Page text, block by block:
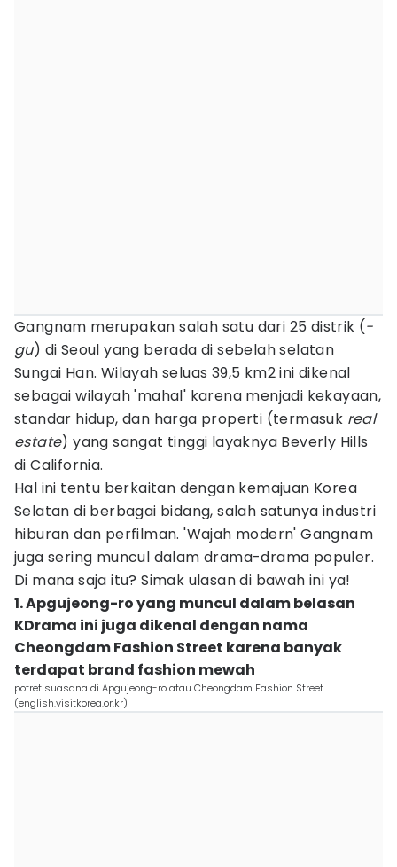
Gangnam merupakan salah satu dari 25 distrik (-
gu) di Seoul yang berada di sebelah selatan
Sungai Han. Wilayah seluas 39,5 km2 ini dikenal
sebagai wilayah 'mahal' karena menjadi kekayaan,
standar hidup, dan harga properti (termasuk real
estate) yang sangat tinggi layaknya Beverly Hills
di California.
Hal ini tentu berkaitan dengan kemajuan Korea
Selatan di berbagai bidang, salah satunya industri
hiburan dan perfilman. 'Wajah modern' Gangnam
juga sering muncul dalam drama-drama populer.
Di mana saja itu? Simak ulasan di bawah ini ya!
1. Apgujeong-ro yang muncul dalam belasan
KDrama ini juga dikenal dengan nama
Cheongdam Fashion Street karena banyak
terdapat brand fashion mewah
potret suasana di Apgujeong-ro atau Cheongdam Fashion Street
(english.visitkorea.or.kr)